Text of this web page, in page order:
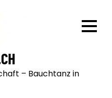
– Bauchtanz in